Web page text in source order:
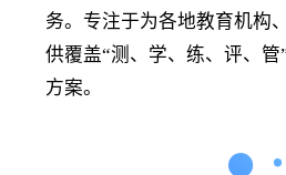
务。专注于为各地教育机构
供覆盖“测、学、练、评、
方案。